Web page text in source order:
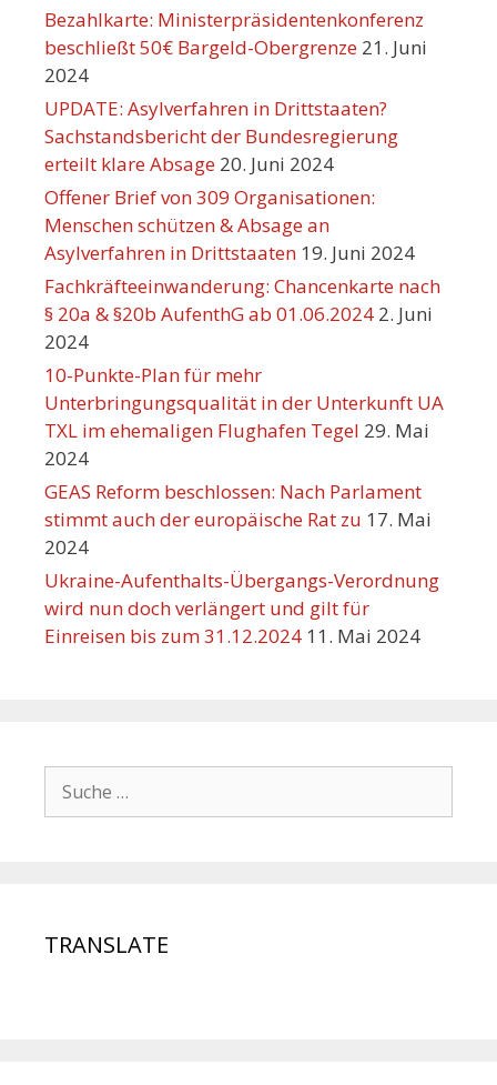
Bezahlkarte: Ministerpräsidentenkonferenz
beschließt 50€ Bargeld-Obergrenze 21. Juni
2024
UPDATE: Asylverfahren in Drittstaaten?
Sachstandsbericht der Bundesregierung
erteilt klare Absage 20. Juni 2024
Offener Brief von 309 Organisationen:
Menschen schützen & Absage an
Asylverfahren in Drittstaaten 19. Juni 2024
Fachkräfteeinwanderung: Chancenkarte nach
§ 20a & §20b AufenthG ab 01.06.2024 2. Juni
2024
10-Punkte-Plan für mehr
Unterbringungsqualität in der Unterkunft UA
TXL im ehemaligen Flughafen Tegel 29. Mai
2024
GEAS Reform beschlossen: Nach Parlament
stimmt auch der europäische Rat zu 17. Mai
2024
Ukraine-Aufenthalts-Übergangs-Verordnung
wird nun doch verlängert und gilt für
Einreisen bis zum 31.12.2024 11. Mai 2024
TRANSLATE